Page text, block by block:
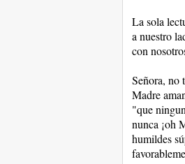
La sola
a nuestro
con
Señora, no
Madre
"que
nunca ¡oh
humildes